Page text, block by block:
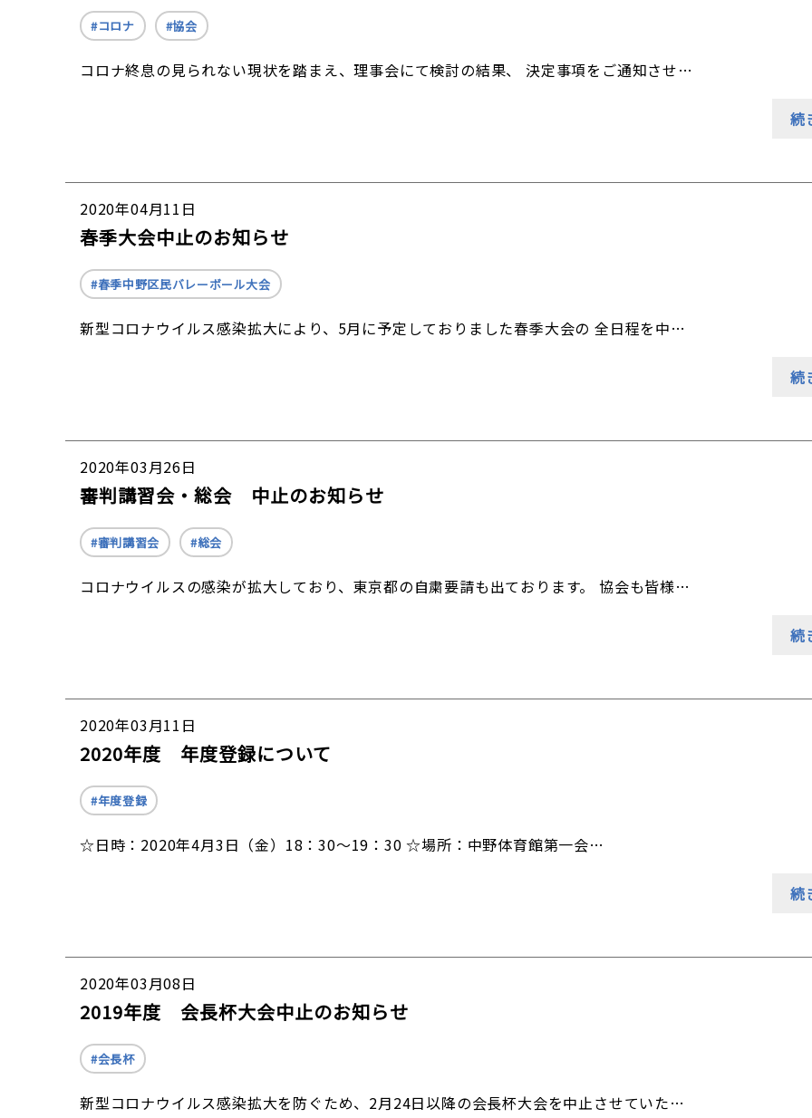
コロナ 協会
コロナ終息の見られない現状を踏まえ、理事会にて検討の結果、 決定事項をご通知させ…
続
2020年04月11日
春季大会中止のお知らせ
春季中野区民バレーボール大会
新型コロナウイルス感染拡大により、5月に予定しておりました春季大会の 全日程を中…
続
2020年03月26日
審判講習会・総会 中止のお知らせ
審判講習会 総会
コロナウイルスの感染が拡大しており、東京都の自粛要請も出ております。 協会も皆様…
続
2020年03月11日
2020年度 年度登録について
年度登録
☆日時：2020年4月3日（金）18：30〜19：30 ☆場所：中野体育館第一会…
続
2020年03月08日
2019年度 会長杯大会中止のお知らせ
会長杯
新型コロナウイルス感染拡大を防ぐため、2月24日以降の会長杯大会を中止させていた…